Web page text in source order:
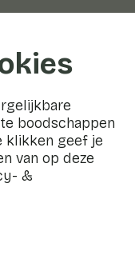
boodschappen
klikken geef je
van op deze
&